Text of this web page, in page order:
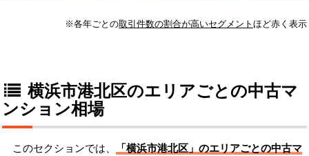
※各年ごとの取引件数の割合が高いセグメントほど赤く表示
横浜市港北区のエリアごとの中古マ
ンション相場
このセクションでは、
「横浜市港北区」のエリアごとの中古マ